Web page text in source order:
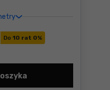
Do 10 rat 0%
Nagrzewnica elektryczna